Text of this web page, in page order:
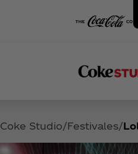
Coke Studio Festivales